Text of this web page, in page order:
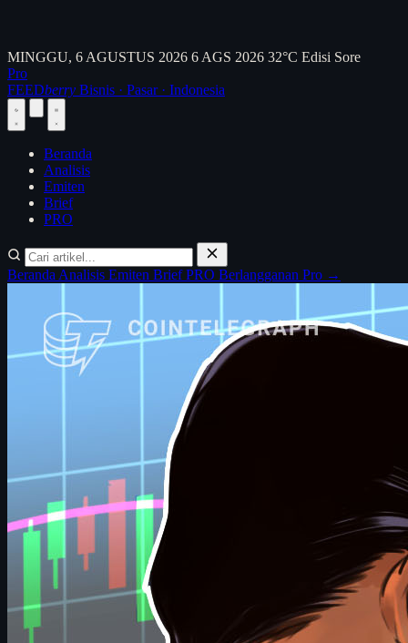
MINGGU, 6 AGUSTUS 2026 6 AGS 2026 32°C Edisi Sore
Pro
FEEDberry Bisnis · Pasar · Indonesia
Beranda
Analisis
Emiten
Brief
PRO
Beranda Analisis Emiten BriefPRO Berlangganan Pro →